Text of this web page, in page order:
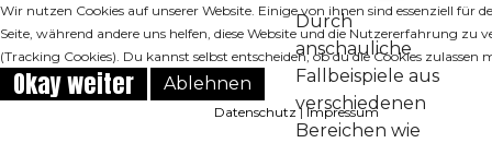
Durch
anschauliche
Fallbeispiele aus
verschiedenen
Bereichen wie
Wir nutzen Cookies auf unserer Website. Einige von ihnen sind essenziell für
Seite, während andere uns helfen, diese Website und die Nutzererfahrung zu
(Tracking Cookies). Du kannst selbst entscheiden, ob du die Cookies zulassen
Okay weiter Ablehnen
Datenschutz| Impressum